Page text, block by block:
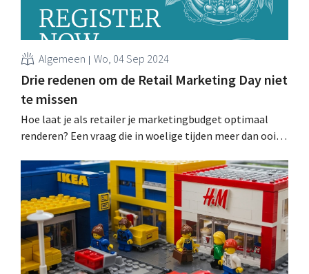
Algemeen Wo, 04 Sep 2024
Drie redenen om de Retail Marketing Day niet
te missen
Hoe laat je als retailer je marketingbudget optimaal
renderen? Een vraag die in woelige tijden meer dan ooit
slimme marketing het verschil maakt in retail. .